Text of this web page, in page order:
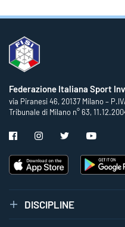
Federazione Italiana Sport
via Piranesi 46, 20137 Milano –
Tribunale di Milano n° 63,
DISCIPLINE